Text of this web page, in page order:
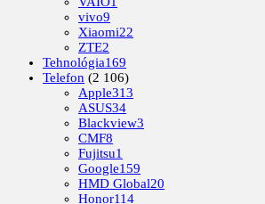
vivo9
Xiaomi22
ZTE2
Tehnológia169
Telefon (2 106)
Apple313
ASUS34
Blackview3
CMF8
Fujitsu1
Google159
HMD Global20
Honor114